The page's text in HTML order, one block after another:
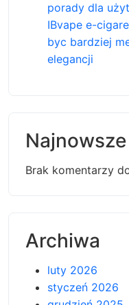
porady dla
IBvape e-
byc bardziej
elegancji
Brak komentarzy
Archiwa
luty 2026
styczeń 2026